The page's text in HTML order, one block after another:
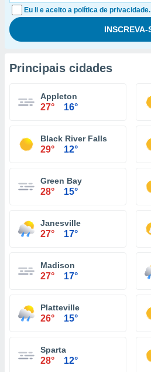
Eu li e aceito a política de privacidade.
Principais cidades
Appleton
27° 16°
Black River Falls
29° 12°
Green Bay
28° 15°
Janesville
27° 17°
Madison
27° 17°
Platteville
26° 15°
Sparta
28° 12°